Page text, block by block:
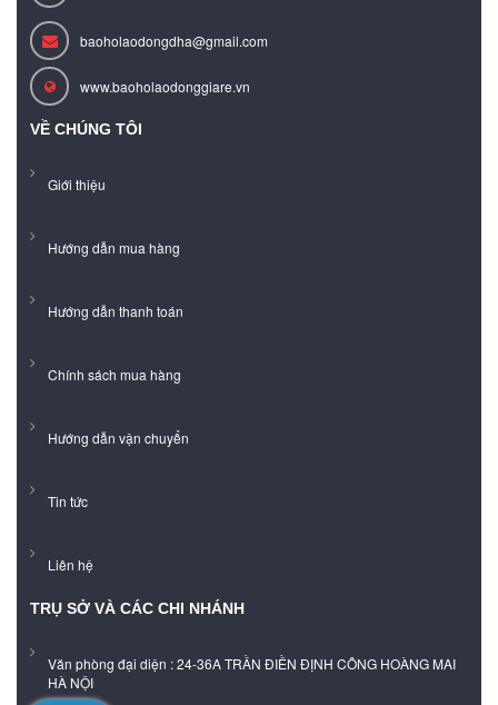
baoholaodongdha@gmail.com
www.baoholaodonggiare.vn
VỀ CHÚNG TÔI
Giới thiệu
Hướng dẫn mua hàng
Hướng dẫn thanh toán
Chính sách mua hàng
Hướng dẫn vận chuyển
Tin tức
Liên hệ
TRỤ SỞ VÀ CÁC CHI NHÁNH
Văn phòng đại diện : 24-36A TRẦN ĐIỀN ĐỊNH CÔNG HOÀNG MAI
HÀ NỘI